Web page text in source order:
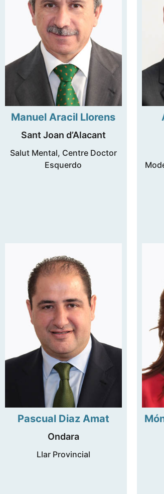
Manuel Aracil Llorens
Sant Joan d’Alacant
Salut Mental, Centre Doctor
Esquerdo
Pascual Diaz Amat
Ondara
Llar Provincial